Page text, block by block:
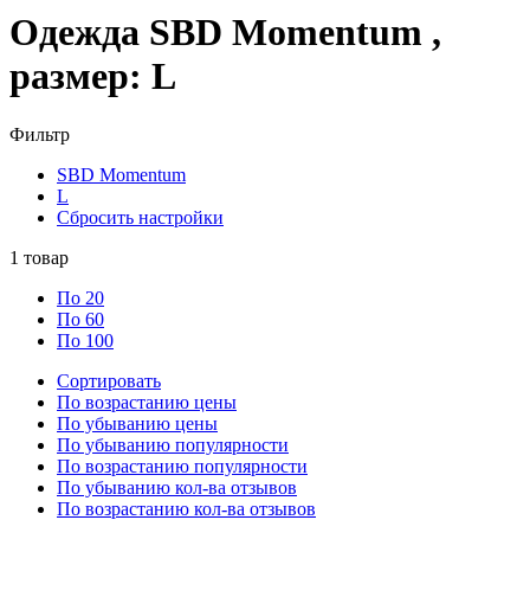
Одежда SBD Momentum ,
размер: L
Фильтр
SBD Momentum
L
Сбросить настройки
1 товар
По 20
По 60
По 100
Сортировать
По возрастанию цены
По убыванию цены
По убыванию популярности
По возрастанию популярности
По убыванию кол-ва отзывов
По возрастанию кол-ва отзывов